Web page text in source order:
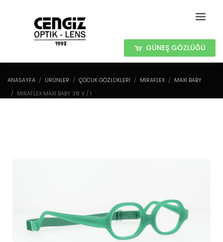
GÜNEŞ GÖZLÜĞÜ
ANASAYFA ÜRÜNLER ÇOCUK GÖZLÜKLERİ MIRAFLEX
MAXI BABY
MIRAFLEX MAXI BABY 38 V / 1